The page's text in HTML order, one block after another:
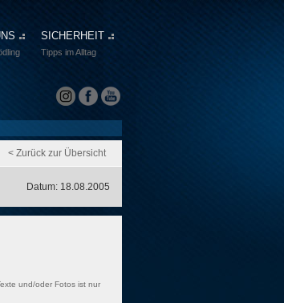
SICHERHEIT
Tipps im Alltag
< Zurück zur Übersicht
Datum: 18.08.2005
und/oder Fotos ist nur